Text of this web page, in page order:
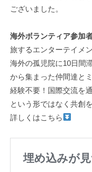
ございました。
海外ボランティア参加
旅するエンターテイメ
海外の孤児院に10日間
から集まった仲間達と
経験不要！国際交流を
という形ではなく共創
詳しくはこちら